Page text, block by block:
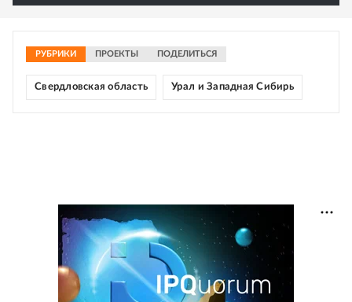
РУБРИКИ ПРОЕКТЫ ПОДЕЛИТЬСЯ
Свердловская область Урал и Западная Сибирь